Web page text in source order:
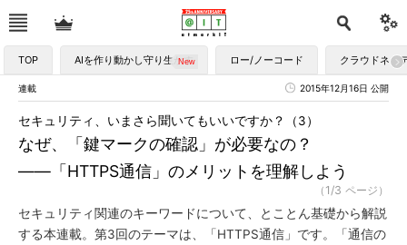
TOP AIを作り動かし守り生かす ロー/ノーコード クラウドネイ
連載 2015年12月16日 公開
なぜ、「鍵マークの確認」が必要なの？
――「HTTPS通信」のメリットを理解しよう
セキュリティ、いまさら聞いてもいいですか？（3）
（1/3 ページ）
セキュリティ関連のキーワードについて、とことん基礎から解説
する本連載。第3回のテーマは、「HTTPS通信」です。「通信の